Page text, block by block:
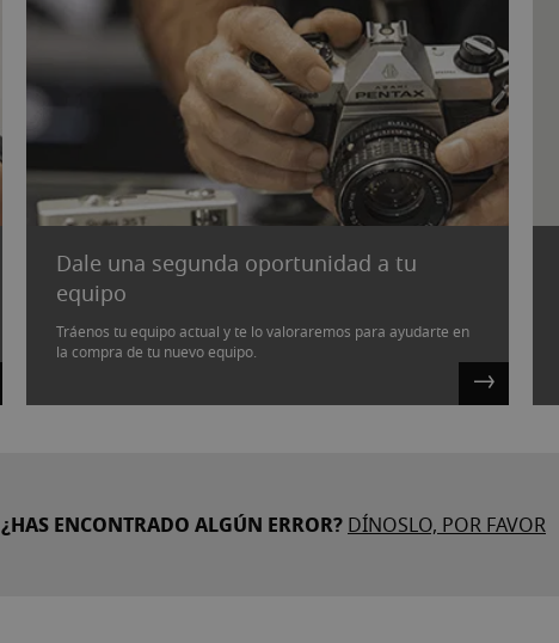
Dale una segunda oportunidad a tu
equipo
Tráenos tu equipo actual y te lo valoraremos para ayudarte en
la compra de tu nuevo equipo.
¿HAS ENCONTRADO ALGÚN ERROR? DÍNOSLO, POR FAVOR